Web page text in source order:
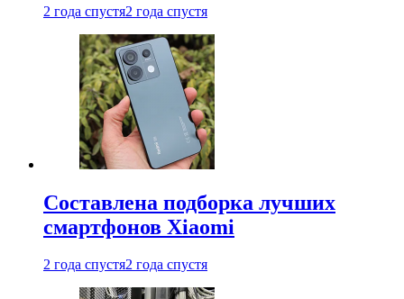
2 года спустя2 года спустя
Составлена подборка лучших
смартфонов Xiaomi
2 года спустя2 года спустя